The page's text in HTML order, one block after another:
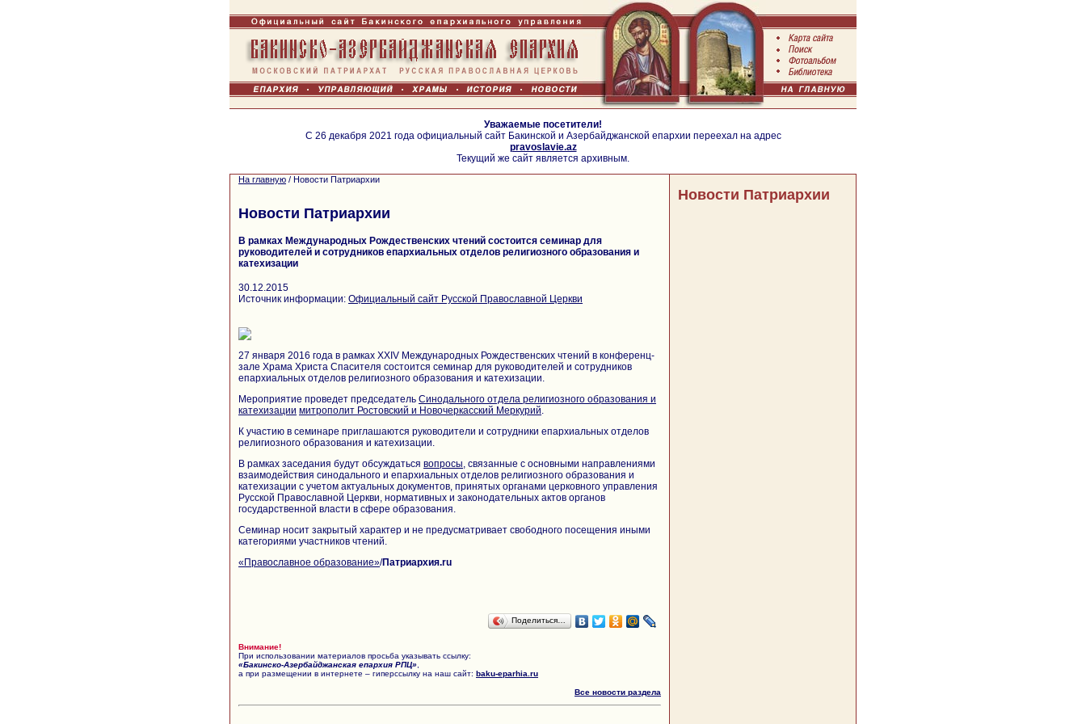
Уважаемые посетители!
С 26 декабря 2021 года официальный сайт Бакинской и Азербайджанской епархии переехал на адрес
pravoslavie.az
Текущий же сайт является архивным.
На главную / Новости Патриархии
Новости Патриархии
В рамках Международных Рождественских чтений состоится семинар для
руководителей и сотрудников епархиальных отделов религиозного образования и
катехизации
30.12.2015
Источник информации: Официальный сайт Русской Православной Церкви
27 января 2016 года в рамках XXIV Международных Рождественских чтений в конференц-
зале Храма Христа Спасителя состоится семинар для руководителей и сотрудников
епархиальных отделов религиозного образования и катехизации.
Мероприятие проведет председатель Синодального отдела религиозного образования и
катехизации митрополит Ростовский и Новочеркасский Меркурий.
К участию в семинаре приглашаются руководители и сотрудники епархиальных отделов
религиозного образования и катехизации.
В рамках заседания будут обсуждаться вопросы, связанные с основными направлениями
взаимодействия синодального и епархиальных отделов религиозного образования и
катехизации с учетом актуальных документов, принятых органами церковного управления
Русской Православной Церкви, нормативных и законодательных актов органов
государственной власти в сфере образования.
Семинар носит закрытый характер и не предусматривает свободного посещения иными
категориями участников чтений.
«Православное образование»/Патриархия.ru
Поделиться…
Внимание!
При использовании материалов просьба указывать ссылку:
«Бакинско-Азербайджанская епархия РПЦ»
а при размещении в интернете – гиперссылку на наш сайт: baku-eparhia.ru
Все новости раздела
Новости Патриархии